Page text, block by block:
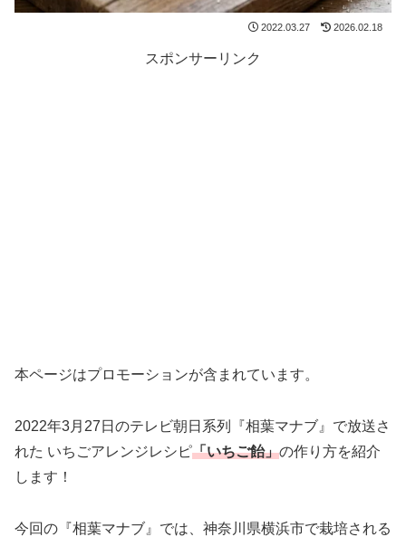
2022.03.27 2026.02.18
スポンサーリンク
本ページはプロモーションが含まれています。
2022年3月27日のテレビ朝日系列『相葉マナブ』で放送さ
れた いちごアレンジレシピ「いちご飴」の作り方を紹介
します！
今回の『相葉マナブ』では、神奈川県横浜市で栽培される